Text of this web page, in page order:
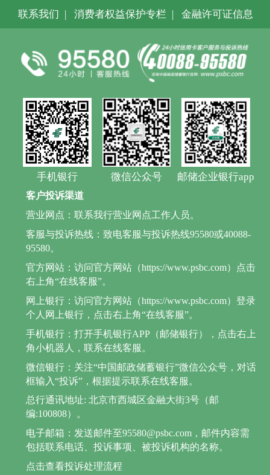
联系我们
消费者权益保护专栏 金融许可证信息
手机银行 微信公众号 邮储企业银行app
客户投诉渠道
营业网点：联系我行营业网点工作人员。
客服与投诉热线：致电客服与投诉热线95580或40088-
95580。
官方网站：访问官方网站（https://www.psbc.com）点击
右上角“在线客服”。
网上银行：访问官方网站（https://www.psbc.com）登录
个人网上银行，点击右上角“在线客服”。
手机银行：打开手机银行APP（邮储银行），点击右上
角小机器人，联系在线客服。
微信银行：关注“中国邮政储蓄银行”微信公众号，对话
框输入“投诉”，根据提示联系在线客服。
总行通讯地址: 北京市西城区金融大街3号（邮
编:100808）。
电子邮箱：发送邮件至95580@psbc.com，邮件内容需
包括联系电话、投诉事项、被投诉机构的名称。
点击查看投诉处理流程